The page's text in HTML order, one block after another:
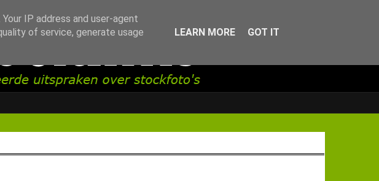
IP address and user-agent
of service, generate usage
LEARN MORE GOT IT